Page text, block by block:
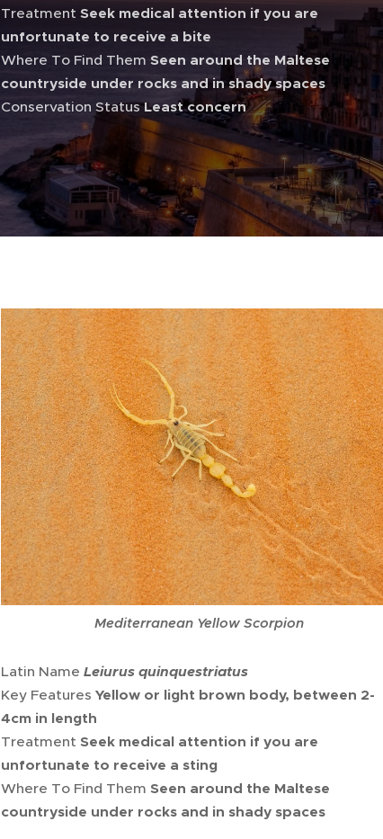
Treatment Seek medical attention if you are
unfortunate to receive a bite
Where To Find Them Seen around the Maltese
countryside under rocks and in shady spaces
Conservation StatusLeast concern
Mediterranean Yellow Scorpion
Latin Name Leiurus quinquestriatus
Key Features Yellow or light brown body, between 2-
4cm in length
Treatment Seek medical attention if you are
unfortunate to receive a sting
Where To Find Them Seen around the Maltese
countryside under rocks and in shady spaces